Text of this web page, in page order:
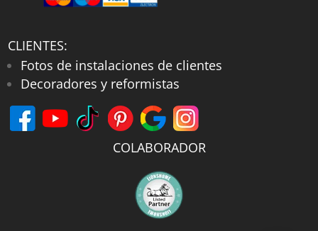
CLIENTES:
Fotos de instalaciones de clientes
Decoradores y reformistas
COLABORADOR